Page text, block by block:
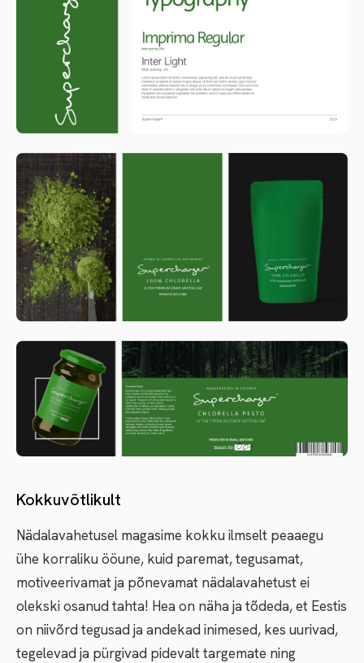
Kokkuvõtlikult
Nädalavahetusel magasime kokku ilmselt peaaegu
ühe korraliku ööune, kuid paremat, tegusamat,
motiveerivamat ja põnevamat nädalavahetust ei
olekski osanud tahta! Hea on näha ja tõdeda, et Eestis
on niivõrd tegusad ja andekad inimesed, kes uurivad,
tegelevad ja pürgivad pidevalt targemate ning